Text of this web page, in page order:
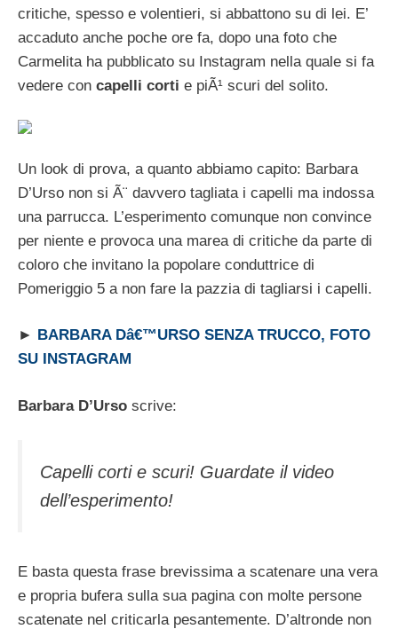
critiche, spesso e volentieri, si abbattono su di lei. E’
accaduto anche poche ore fa, dopo una foto che
Carmelita ha pubblicato su Instagram nella quale si fa
vedere con capelli corti e piÃ¹ scuri del solito.
Un look di prova, a quanto abbiamo capito: Barbara
D’Urso non si Ã¨ davvero tagliata i capelli ma indossa
una parrucca. L’esperimento comunque non convince
per niente e provoca una marea di critiche da parte di
coloro che invitano la popolare conduttrice di
Pomeriggio 5 a non fare la pazzia di tagliarsi i capelli.
► BARBARA Dâ€™URSO SENZA TRUCCO, FOTO
SU INSTAGRAM
Barbara D’Urso scrive:
Capelli corti e scuri! Guardate il video
dell’esperimento!
E basta questa frase brevissima a scatenare una vera
e propria bufera sulla sua pagina con molte persone
scatenate nel criticarla pesantemente. D’altronde non